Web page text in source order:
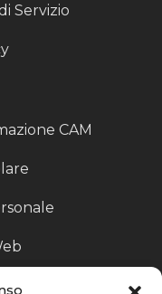
Servizio
CAM